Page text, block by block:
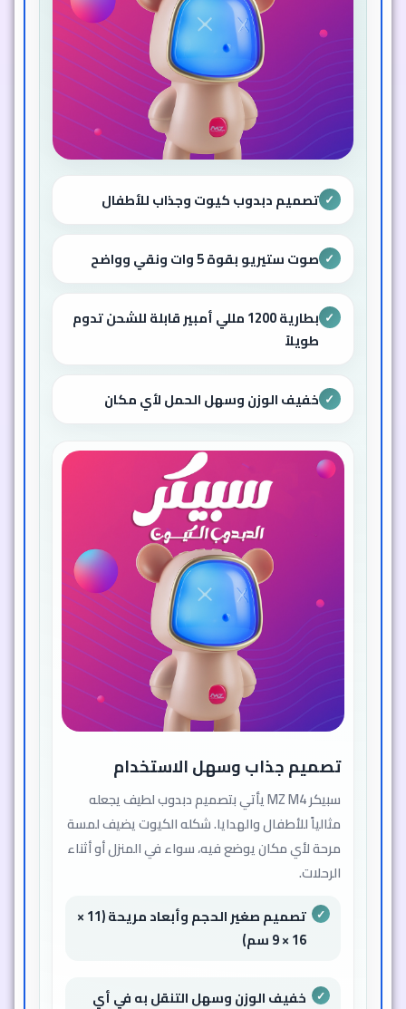
✓ تصميم دبدوب كيوت وجذاب للأطفال
✓ صوت ستيريو بقوة 5 وات ونقي وواضح
✓
بطارية 1200 مللي أمبير قابلة للشحن تدوم
طويلاً
✓ خفيف الوزن وسهل الحمل لأي مكان
تصميم جذاب وسهل الاستخدام
سبيكر MZ M4 يأتي بتصميم دبدوب لطيف يجعله
مثالياً للأطفال والهدايا. شكله الكيوت يضيف لمسة
مرحة لأي مكان يوضع فيه، سواء في المنزل أو أثناء
الرحلات.
تصميم صغير الحجم وأبعاد مريحة (11 ×
16 × 9 سم)
خفيف الوزن وسهل التنقل به في أي